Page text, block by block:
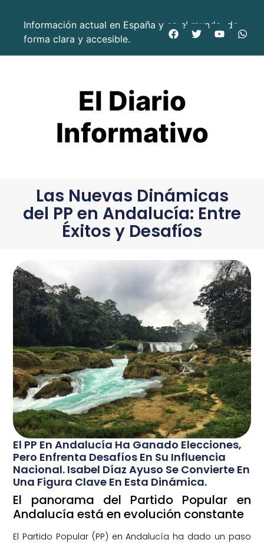
Información actual en España y en el mundo, de
forma clara y accesible.
El Diario
Informativo
Las Nuevas Dinámicas
del PP en Andalucía: Entre
Éxitos y Desafíos
El PP En Andalucía Ha Ganado Elecciones,
Pero Enfrenta Desafíos En Su Influencia
Nacional. Isabel Díaz Ayuso Se Convierte En
Una Figura Clave En Esta Dinámica.
El panorama del Partido Popular en
Andalucía está en evolución constante
El Partido Popular (PP) en Andalucía ha dado un paso